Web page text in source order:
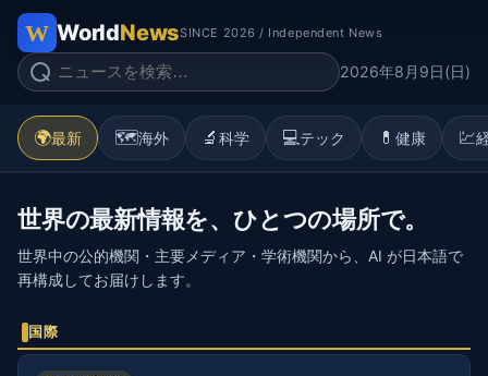
WorldNewsSINCE 2026 / Independent News
2026年8月9日(日)
🌍最新 🗺️海外 🔬 科学 💻テック 💊 健康 💹
世界の最新情報を、ひとつの場所で。
世界中の公的機関・主要メディア・学術機関から、AI が日本語で
再構成してお届けします。
国際